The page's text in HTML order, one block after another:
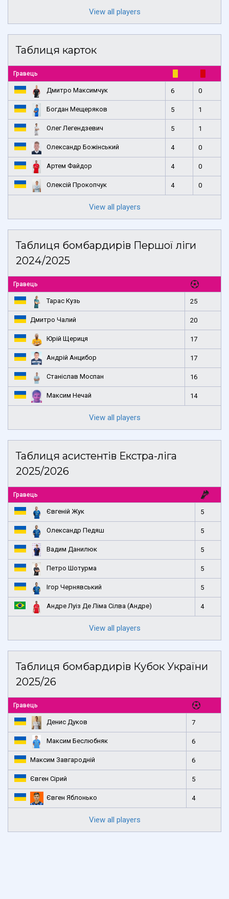
View all players
Таблиця карток
Гравець
Дмитро Максимчук 6 0
Богдан Мещеряков 5 1
Олег Легендзевич 5 1
Олександр Божінський 4 0
Артем Файдор 4 0
Олексій Прокопчук 4 0
View all players
Таблиця бомбардирів Першої ліги
2024/2025
Гравець
Тарас Кузь 25
Дмитро Чалий 20
Юрій Щериця 17
Андрій Анцибор 17
Станіслав Моспан 16
Максим Нечай 14
View all players
Таблиця асистентів Екстра-ліга
2025/2026
Гравець
Євгеній Жук 5
Олександр Педяш 5
Вадим Данилюк 5
Петро Шотурма 5
Ігор Чернявський 5
Андре Луіз Де Ліма Сілва (Андре) 4
View all players
Таблиця бомбардирів Кубок України
2025/26
Гравець
Денис Дуков 7
Максим Беслюбняк 6
Максим Завгародній 6
Євген Сірий 5
Євген Яблонько 4
View all players